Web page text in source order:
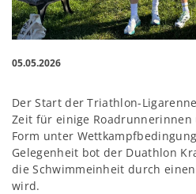
05.05.2026
Der Start der Triathlon-
Zeit für einige
Form unter
Gelegenheit bot der Duathlon
die Schwimmeinheit durch
wird.